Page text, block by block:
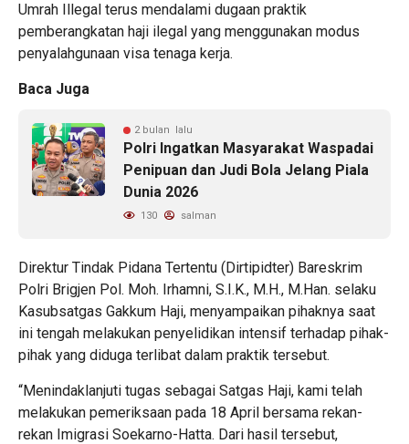
Umrah Illegal terus mendalami dugaan praktik
pemberangkatan haji ilegal yang menggunakan modus
penyalahgunaan visa tenaga kerja.
Baca Juga
2 bulan lalu
Polri Ingatkan Masyarakat Waspadai
Penipuan dan Judi Bola Jelang Piala
Dunia 2026
130 salman
Direktur Tindak Pidana Tertentu (Dirtipidter) Bareskrim
Polri Brigjen Pol. Moh. Irhamni, S.I.K., M.H., M.Han. selaku
Kasubsatgas Gakkum Haji, menyampaikan pihaknya saat
ini tengah melakukan penyelidikan intensif terhadap pihak-
pihak yang diduga terlibat dalam praktik tersebut.
“Menindaklanjuti tugas sebagai Satgas Haji, kami telah
melakukan pemeriksaan pada 18 April bersama rekan-
rekan Imigrasi Soekarno-Hatta. Dari hasil tersebut,